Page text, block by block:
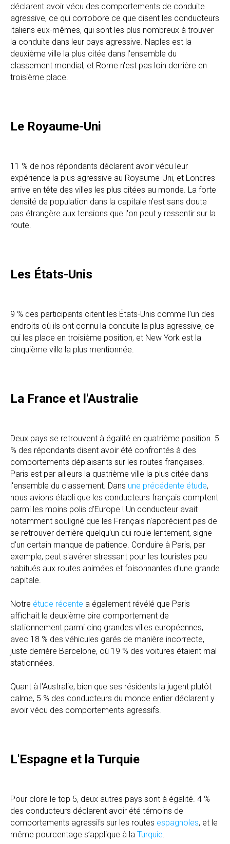
déclarent avoir vécu des comportements de conduite
agressive, ce qui corrobore ce que disent les conducteurs
italiens eux-mêmes, qui sont les plus nombreux à trouver
la conduite dans leur pays agressive. Naples est la
deuxième ville la plus citée dans l'ensemble du
classement mondial, et Rome n'est pas loin derrière en
troisième place.
Le Royaume-Uni
11 % de nos répondants déclarent avoir vécu leur
expérience la plus agressive au Royaume-Uni, et Londres
arrive en tête des villes les plus citées au monde. La forte
densité de population dans la capitale n'est sans doute
pas étrangère aux tensions que l'on peut y ressentir sur la
route.
Les États-Unis
9 % des participants citent les États-Unis comme l'un des
endroits où ils ont connu la conduite la plus agressive, ce
qui les place en troisième position, et New York est la
cinquième ville la plus mentionnée.
La France et l'Australie
Deux pays se retrouvent à égalité en quatrième position. 5
% des répondants disent avoir été confrontés à des
comportements déplaisants sur les routes françaises.
Paris est par ailleurs la quatrième ville la plus citée dans
l'ensemble du classement. Dans une précédente étude,
nous avions établi que les conducteurs français comptent
parmi les moins polis d'Europe ! Un conducteur avait
notamment souligné que les Français n'apprécient pas de
se retrouver derrière quelqu'un qui roule lentement, signe
d'un certain manque de patience. Conduire à Paris, par
exemple, peut s'avérer stressant pour les touristes peu
habitués aux routes animées et foisonnantes d'une grande
capitale.
Notre étude récente a également révélé que Paris
affichait le deuxième pire comportement de
stationnement parmi cinq grandes villes européennes,
avec 18 % des véhicules garés de manière incorrecte,
juste derrière Barcelone, où 19 % des voitures étaient mal
stationnées.
Quant à l'Australie, bien que ses résidents la jugent plutôt
calme, 5 % des conducteurs du monde entier déclarent y
avoir vécu des comportements agressifs.
L'Espagne et la Turquie
Pour clore le top 5, deux autres pays sont à égalité. 4 %
des conducteurs déclarent avoir été témoins de
comportements agressifs sur les routes espagnoles, et le
même pourcentage s’applique à la Turquie